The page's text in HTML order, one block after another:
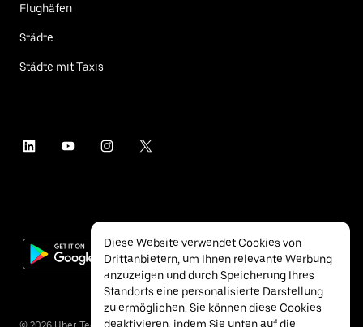
Flughäfen
Städte
Städte mit Taxis
Diese Website verwendet Cookies von
Drittanbietern, um Ihnen relevante Werbung
anzuzeigen und durch Speicherung Ihres
Standorts eine personalisierte Darstellung
zu ermöglichen. Sie können diese Cookies
deaktivieren, indem Sie unten auf die